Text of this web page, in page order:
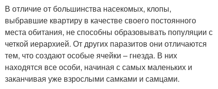
В отличие от большинства насекомых, клопы,
выбравшие квартиру в качестве своего постоянного
места обитания, не способны образовывать популяции с
четкой иерархией. От других паразитов они отличаются
тем, что создают особые ячейки – гнезда. В них
находятся все особи, начиная с самых маленьких и
заканчивая уже взрослыми самками и самцами.